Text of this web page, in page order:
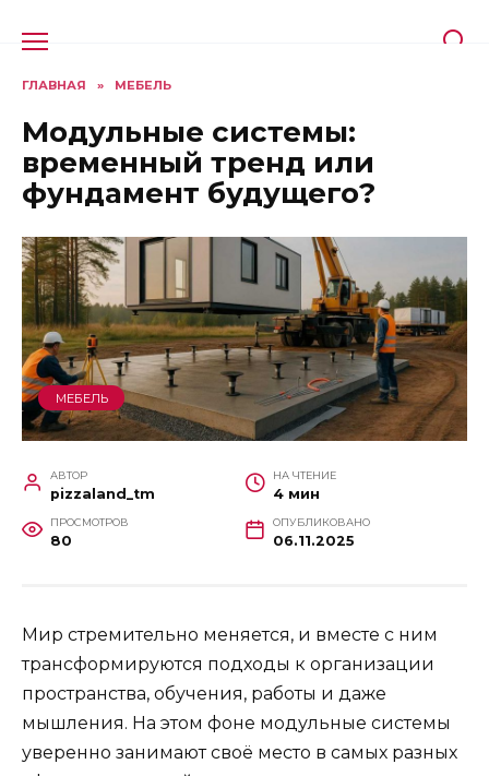
ГЛАВНАЯ » МЕБЕЛЬ
Модульные системы:
временный тренд или
фундамент будущего?
МЕБЕЛЬ
АВТОР
pizzaland_tm
НА ЧТЕНИЕ
4 мин
ПРОСМОТРОВ
80
ОПУБЛИКОВАНО
06.11.2025
Мир стремительно меняется, и вместе с ним
трансформируются подходы к организации
пространства, обучения, работы и даже
мышления. На этом фоне модульные системы
уверенно занимают своё место в самых разных